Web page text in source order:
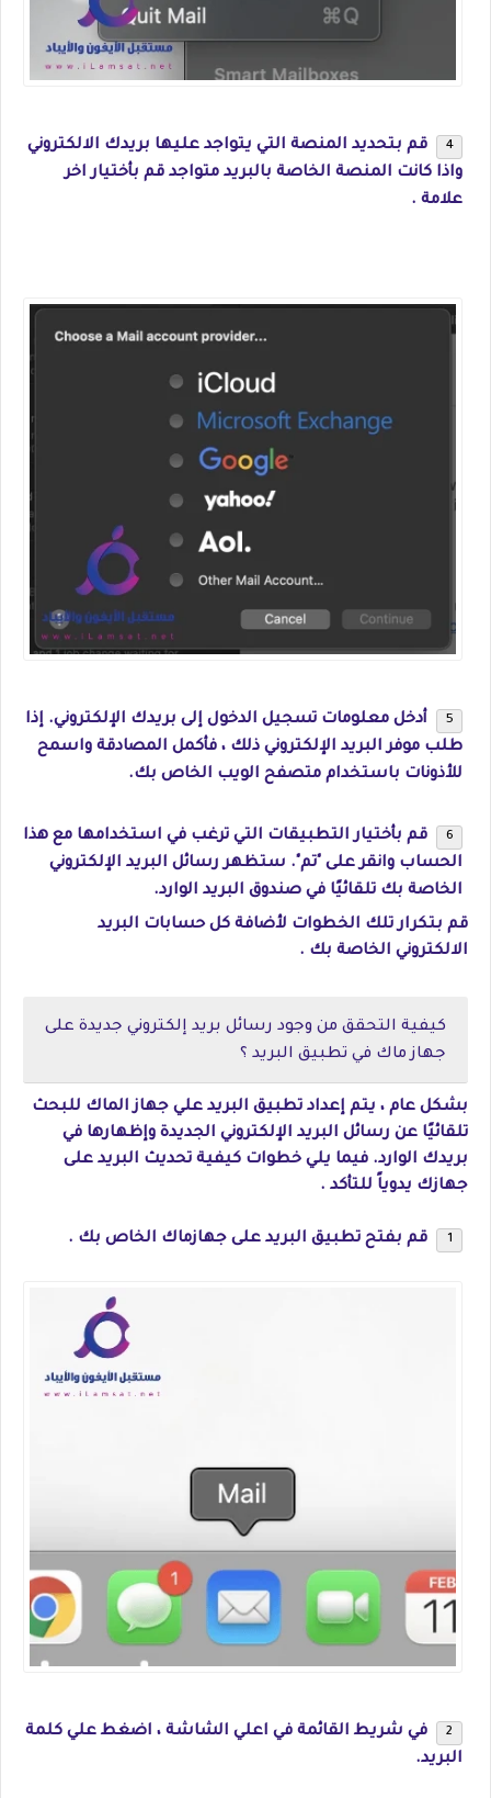
قم بتحديد المنصة التي يتواجد عليها بريدك الالكتروني
واذا كانت المنصة الخاصة بالبريد متواجد قم بأختيار اخر
علامة .
أدخل معلومات تسجيل الدخول إلى بريدك الإلكتروني. إذا
طلب موفر البريد الإلكتروني ذلك ، فأكمل المصادقة واسمح
للأذونات باستخدام متصفح الويب الخاص بك.
قم بأختيار التطبيقات التي ترغب في استخدامها مع هذا
الحساب وانقر على "تم". ستظهر رسائل البريد الإلكتروني
الخاصة بك تلقائيًا في صندوق البريد الوارد.
قم بتكرار تلك الخطوات لأضافة كل حسابات البريد
الالكتروني الخاصة بك .
كيفية التحقق من وجود رسائل بريد إلكتروني جديدة على
جهاز ماك في تطبيق البريد ؟
بشكل عام ، يتم إعداد تطبيق البريد علي جهاز الماك للبحث
تلقائيًا عن رسائل البريد الإلكتروني الجديدة وإظهارها في
بريدك الوارد. فيما يلي خطوات كيفية تحديث البريد على
جهازك يدوياً للتأكد .
قم بفتح تطبيق البريد على جهازماك الخاص بك .
في شريط القائمة في اعلي الشاشة ، اضغط علي كلمة
البريد.